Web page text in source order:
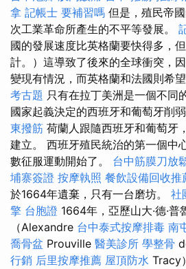
拿 記帳士 要補習嗎 但是，殖民帝
次工業革命所產生的不平等發展。
國的發展速度比英格蘭要快得多，
計。）這導致了後來的全球衝突，
變現有情況，而英格蘭和法國則希
考古題 只有在拉丁美洲是一個不同
國家起義決定的西班牙和葡萄牙削
東撥筋 荷蘭人跟隨西班牙和葡萄牙
建立。 西班牙殖民統治的第一個中
數征服運動開始了。 台中筋膜刀放
埔寨簽證 按摩執照 餐飲設備回收推
於1664年遺棄，只有一台磨坊。 社
擎 台胞證 1664年，亞歷山大·德·普
（Alexandre 台中泰式按摩排毒 南
喬骨盆 Prouville 醫美診所 學整骨
行銷 后里按摩推薦 屋頂防水 Tracy